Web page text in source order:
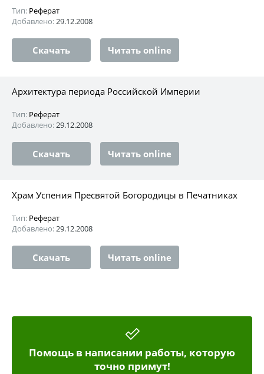
Тип: Реферат
Добавлено:29.12.2008
Скачать Читать online
Архитектура периода Российской Империи
Тип: Реферат
Добавлено:29.12.2008
Скачать Читать online
Храм Успения Пресвятой Богородицы в Печатниках
Тип: Реферат
Добавлено:29.12.2008
Скачать Читать online
Помощь в написании работы, которую
точно примут!